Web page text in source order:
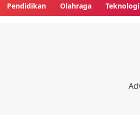
Pendidikan Olahraga Teknologi